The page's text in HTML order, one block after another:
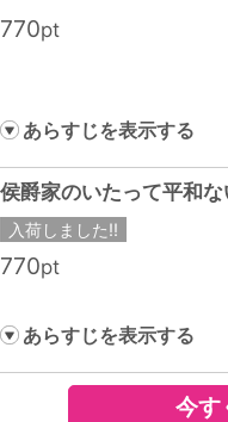
770pt
あらすじを表示する
入荷しました!!
770pt
あらすじを表示する
今す